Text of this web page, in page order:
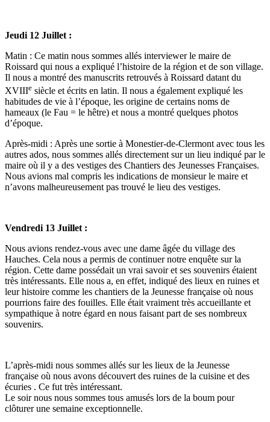
Jeudi 12 Juillet :
Matin : Ce matin nous sommes allés interviewer le maire de
Roissard qui nous a expliqué l’histoire de la région et de son village.
Il nous a montré des manuscrits retrouvés à Roissard datant du
XVIIIe siècle et écrits en latin. Il nous a également expliqué les
habitudes de vie à l’époque, les origine de certains noms de
hameaux (le Fau = le hêtre) et nous a montré quelques photos
d’époque.
Après-midi : Après une sortie à Monestier-de-Clermont avec tous les
autres ados, nous sommes allés directement sur un lieu indiqué par le
maire où il y a des vestiges des Chantiers des Jeunesses Françaises.
Nous avions mal compris les indications de monsieur le maire et
n’avons malheureusement pas trouvé le lieu des vestiges.
Vendredi 13 Juillet :
Nous avions rendez-vous avec une dame âgée du village des
Hauches. Cela nous a permis de continuer notre enquête sur la
région. Cette dame possédait un vrai savoir et ses souvenirs étaient
très intéressants. Elle nous a, en effet, indiqué des lieux en ruines et
leur histoire comme les chantiers de la Jeunesse française où nous
pourrions faire des fouilles. Elle était vraiment très accueillante et
sympathique à notre égard en nous faisant part de ses nombreux
souvenirs.
L’après-midi nous sommes allés sur les lieux de la Jeunesse
française où nous avons découvert des ruines de la cuisine et des
écuries . Ce fut très intéressant.
Le soir nous nous sommes tous amusés lors de la boum pour
clôturer une semaine exceptionnelle.